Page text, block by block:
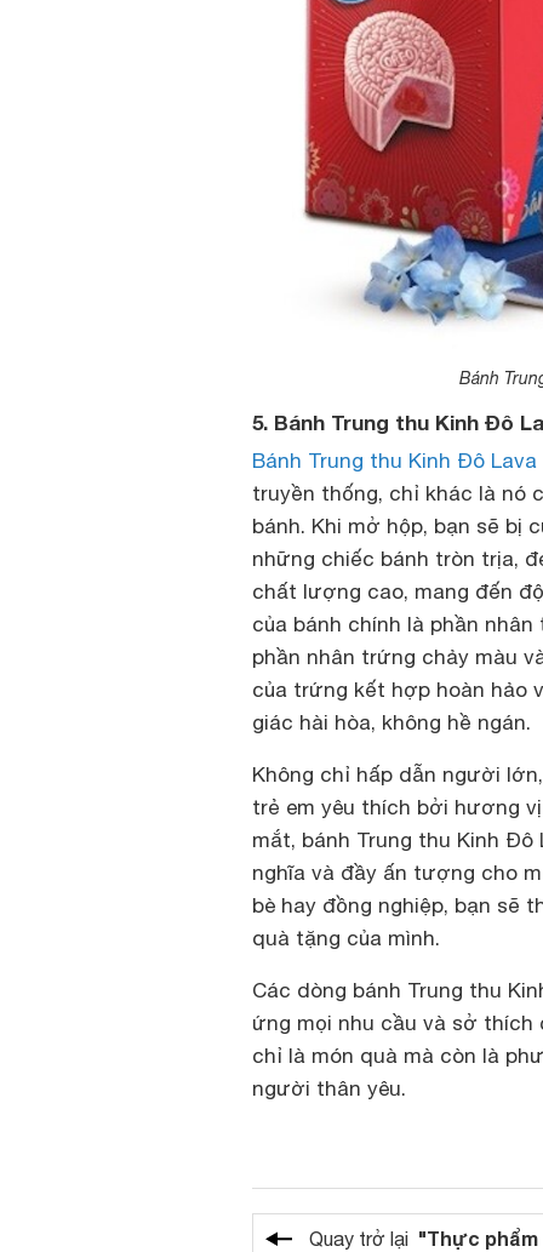
Bánh
5. Bánh Trung thu Kinh Đô
Bánh Trung thu Kinh Đô Lava
truyền thống, chỉ khác là nó
bánh. Khi mở hộp, bạn sẽ bị
những chiếc bánh tròn trịa,
chất lượng cao, mang đến
của bánh chính là phần
phần nhân trứng chảy màu
của trứng kết hợp hoàn hảo
giác hài hòa, không hề ngán.
Không chỉ hấp dẫn người
trẻ em yêu thích bởi hương
mắt, bánh Trung thu Kinh
nghĩa và đầy ấn tượng cho
bè hay đồng nghiệp, bạn sẽ
quà tặng của mình.
Các dòng bánh Trung thu
ứng mọi nhu cầu và sở thích
chỉ là món quà mà còn là
người thân yêu.
Quay trở lại "Thực